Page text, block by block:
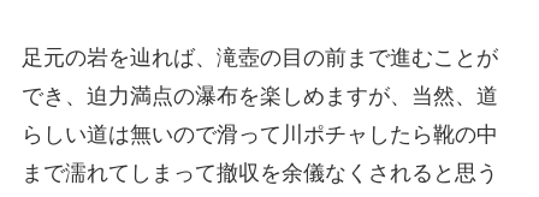
足元の岩を辿れば、滝壺の目の前まで進むことが
でき、迫力満点の瀑布を楽しめますが、当然、道
らしい道は無いので滑って川ポチャしたら靴の中
まで濡れてしまって撤収を余儀なくされると思う